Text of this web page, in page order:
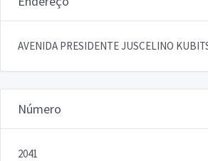
AVENIDA PRESIDENTE JUSCELINO
Número
2041